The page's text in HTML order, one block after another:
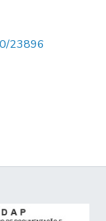
23896